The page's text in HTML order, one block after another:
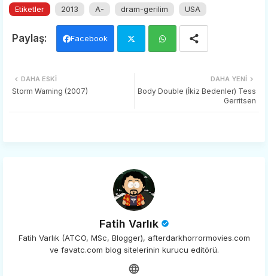
Etiketler 2013 A- dram-gerilim USA
Facebook
ats
DAHA YENI
Body Double (İkiz Bedenler) Tess
Gerritsen
DAHA ESKI
Storm Warning (2007)
Fatih Varlık
Fatih Varlık (ATCO, MSc, Blogger), afterdarkhorrormovies.com
ve favatc.com blog sitelerinin kurucu editörü.